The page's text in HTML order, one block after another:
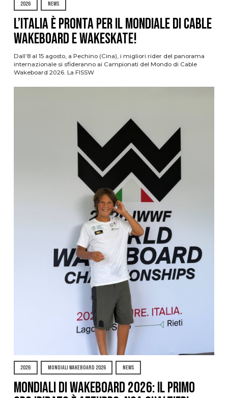
2026 NEWS
L’Italia è pronta per il Mondiale di Cable
Wakeboard e Wakeskate!
Dall’8 al 15 agosto, a Pechino (Cina), i migliori rider del panorama
internazionale si sfideranno ai Campionati del Mondo di Cable
Wakeboard 2026. La FISSW
2026 MONDIALI WAKEBOARD 2026 NEWS
Mondiali di Wakeboard 2026: il primo